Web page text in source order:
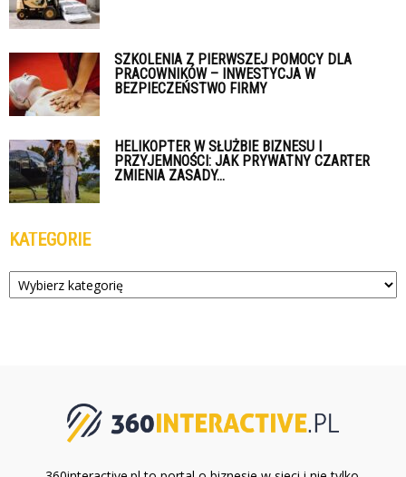
SZKOLENIA Z PIERWSZEJ POMOCY DLA
PRACOWNIKÓW – INWESTYCJA W
BEZPIECZEŃSTWO FIRMY
HELIKOPTER W SŁUŻBIE BIZNESU I
PRZYJEMNOŚCI: JAK PRYWATNY CZARTER
ZMIENIA ZASADY...
KATEGORIE
Kategorie